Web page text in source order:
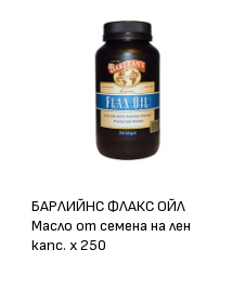
БАРЛИЙНС ФЛАКС ОЙЛ
Масло от семена на лен
капс. х 250